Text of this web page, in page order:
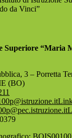
da Vinci”
Superiore “Maria
3 – Porretta
(BO)